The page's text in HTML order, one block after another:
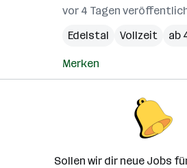
vor 4 Tagen
Edelstal
Vollzeit ab
Merken
Sollen wir dir neue Jobs